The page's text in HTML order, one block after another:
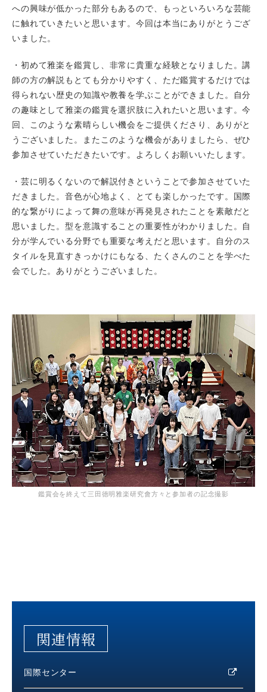
への興味が低かった部分もあるので、もっといろいろな芸能
に触れていきたいと思います。今回は本当にありがとうござ
いました。
・初めて雅楽を鑑賞し、非常に貴重な経験となりました。講
師の方の解説もとても分かりやすく、ただ鑑賞するだけでは
得られない歴史の知識や教養を学ぶことができました。自分
の趣味として雅楽の鑑賞を選択肢に入れたいと思います。今
回、このような素晴らしい機会をご提供くださり、ありがと
うございました。またこのような機会がありましたら、ぜひ
参加させていただきたいです。よろしくお願いいたします。
・芸に明るくないので解説付きということで参加させていた
だきました。音色が心地よく、とても楽しかったです。国際
的な繋がりによって舞の意味が再発見されたことを素敵だと
思いました。型を意識することの重要性がわかりました。自
分が学んでいる分野でも重要な考えだと思います。自分のス
タイルを見直すきっかけにもなる、たくさんのことを学べた
会でした。ありがとうございました。
鑑賞会を終えて三田徳明雅楽研究會方々と参加者の記念撮影
関連情報
国際センター